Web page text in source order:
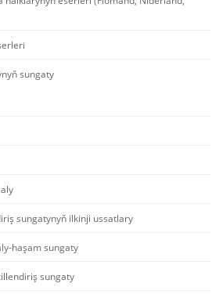
sungaty
sungatynyň ilkinji ussatlary
haşam sungaty
sungaty